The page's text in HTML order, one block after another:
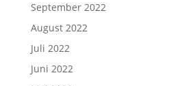
September 2022
August 2022
Juli 2022
Juni 2022